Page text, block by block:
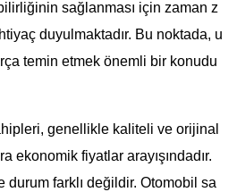
sağlanması için zaman z
duyulmaktadır. Bu noktada, u
temin etmek önemli bir konudu
genellikle kaliteli ve orijinal
ekonomik fiyatlar arayışındadır.
durum farklı değildir. Otomobil sa